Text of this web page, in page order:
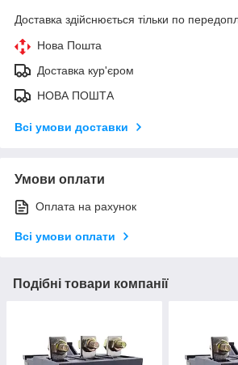
Доставка здійснюється тільки по
Нова Пошта
Доставка кур'єром
НОВА ПОШТА
Всі умови доставки
Умови оплати
Оплата на рахунок
Всі умови оплати
Подібні товари компанії